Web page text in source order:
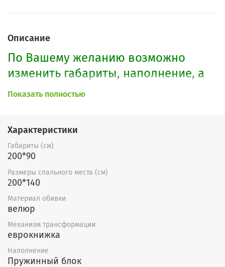
Описание
По Вашему желанию возможно
изменить габариты, наполнение, а
также расцветку. Образцы можно
Показать полностью
Характеристики
Габариты (см)
200*90
Размеры спального места (см)
200*140
Материал обивки
велюр
Механизм трансформации
еврокнижка
Наполнение
Пружинный блок